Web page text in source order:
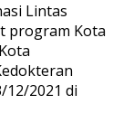
Lintas
program Kota
12/2021 di